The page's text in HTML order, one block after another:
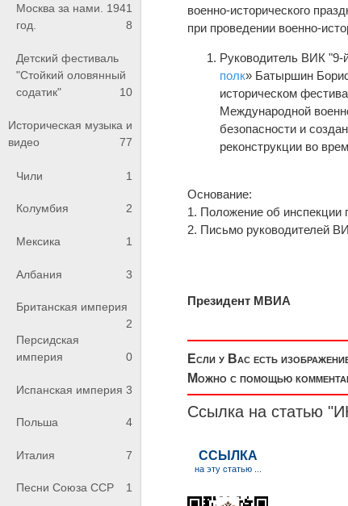
Москва за нами. 1941
год.
8
Детский фестиваль
"Стойкий оловянный
содатик"
10
Историческая музыка и
видео
77
Чили 1
Колумбия 2
Мексика 1
Албания 3
Британская империя
2
Персидская
империя
0
Испанская империя 3
Польша 4
Италия 7
Песни Союза ССР 1
военно-исторического
при проведении военно-
Руководитель ВИК "9-
полк» Батыршин
историческом
Международной
безопасности и
реконструкции во
Основание:
1. Положение об инспекции
2. Письмо руководителей
Президент
Если у Вас есть
Можно с помощью
Ссылка на